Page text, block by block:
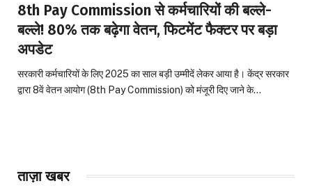
8th Pay Commission से कर्मचारियों की बल्ले-
बल्ले! 80% तक बढ़ेगा वेतन, फिटमेंट फैक्टर पर बड़ा
अपडेट
सरकारी कर्मचारियों के लिए 2025 का साल बड़ी उम्मीदें लेकर आया है। केंद्र सरकार
द्वारा 8वें वेतन आयोग (8th Pay Commission) को मंजूरी दिए जाने के…
ताज़ा खबर